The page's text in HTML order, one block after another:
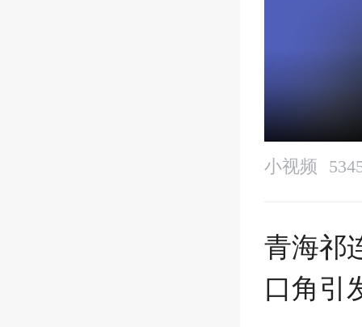
小视频
青海祁
口角引